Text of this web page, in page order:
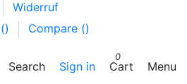
Widerruf
) Compare ()
Search Sign in
0
Cart
Menu